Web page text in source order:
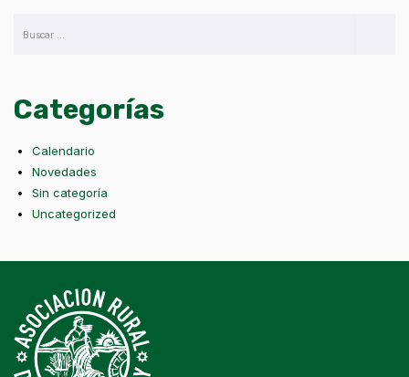
Categorías
Calendario
Novedades
Sin categoría
Uncategorized